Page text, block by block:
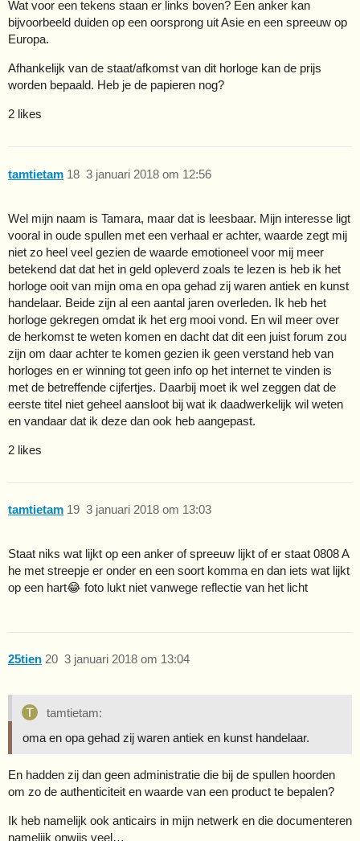
Wat voor een tekens staan er links boven? Een anker kan
bijvoorbeeld duiden op een oorsprong uit Asie en een spreeuw op
Europa.
Afhankelijk van de staat/afkomst van dit horloge kan de prijs
worden bepaald. Heb je de papieren nog?
2 likes
tamtietam 3 januari 2018 om 12:56
18
Wel mijn naam is Tamara, maar dat is leesbaar. Mijn interesse ligt
vooral in oude spullen met een verhaal er achter, waarde zegt mij
niet zo heel veel gezien de waarde emotioneel voor mij meer
betekend dat dat het in geld opleverd zoals te lezen is heb ik het
horloge ooit van mijn oma en opa gehad zij waren antiek en kunst
handelaar. Beide zijn al een aantal jaren overleden. Ik heb het
horloge gekregen omdat ik het erg mooi vond. En wil meer over
de herkomst te weten komen en dacht dat dit een juist forum zou
zijn om daar achter te komen gezien ik geen verstand heb van
horloges en er winning tot geen info op het internet te vinden is
met de betreffende cijfertjes. Daarbij moet ik wel zeggen dat de
eerste titel niet geheel aansloot bij wat ik daadwerkelijk wil weten
en vandaar dat ik deze dan ook heb aangepast.
2 likes
tamtietam 3 januari 2018 om 13:03
19
Staat niks wat lijkt op een anker of spreeuw lijkt of er staat 0808 A
he met streepje er onder en een soort komma en dan iets wat lijkt
op een hart😂 foto lukt niet vanwege reflectie van het licht
25tien 3 januari 2018 om 13:04
20
tamtietam:
oma en opa gehad zij waren antiek en kunst handelaar.
En hadden zij dan geen administratie die bij de spullen hoorden
om zo de authenticiteit en waarde van een product te bepalen?
Ik heb namelijk ook anticairs in mijn netwerk en die documenteren
namelijk onwijs veel…